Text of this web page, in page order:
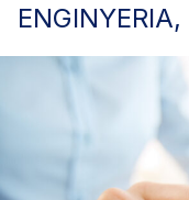
ENGINYERIA,